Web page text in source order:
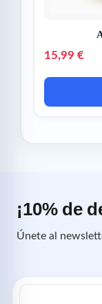
15,99 €
¡10% de
Únete al